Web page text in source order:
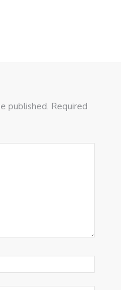
published. Required